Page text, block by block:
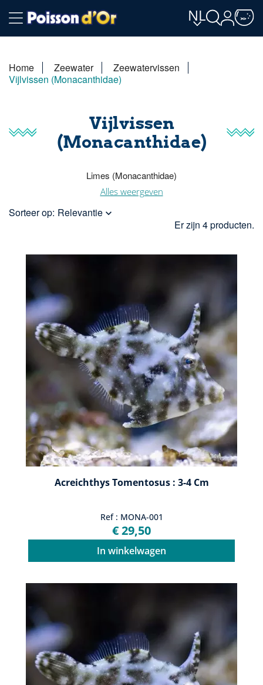
NL
Home Zeewater
Zeewatervissen
Vijlvissen (Monacanthidae)
Vijlvissen
(Monacanthidae)
Limes (Monacanthidae)
Afhankelijk van de soort worden deze vissen monacanthes , «
limes of pocketfish genoemd.
Soorten van deze familie zijn te vinden in de drie grote
mindere mate in gematigde wateren.
De meeste soorten leven vooral in koraalriffen in tropische
Het zijn omnivore vissen die relatief gemakkelijk te voeden zijn.
De dagelijkse voeding kan bestaan uit zeewier, artemia, mysis,
kleine krill, vis eieren, red daphnies en alle soorten bevroren
voedsel. Hij is bekend om zijn neiging om glasanemonen
(Aiptasias), manjanos maar ook zoanthus en xenia's te eten.
Het belangrijkste kenmerk van deze familie is de stevige,
erectiele ruggengraat aan de top van het hoofd, die zowel
gebruikt wordt om vijanden te imponeren als om zich te
verdedigen.
Door de kleur en het patroon van hun lichaam kunnen ze zich
aanpassen aan hun omgeving en hun vijanden vermijden.
Ze eten krabben, wormen, kleine vissen en algen.
Alles weergeven
Sorteer op: Relevantie 
Er zijn 4 producten.
Acreichthys Tomentosus : 3-4 Cm
Ref : MONA-001
€ 29,50
In winkelwagen